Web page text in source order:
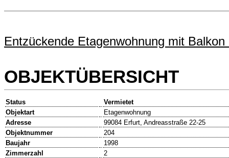
Entzückende Etagenwohnung mit
OBJEKTÜBERSICHT
Status
Vermietet
Objektart
Etagenwohnung
Adresse
99084 Erfurt, Andreasstraße 22-25
Objektnummer
204
Baujahr
1998
Zimmerzahl
2